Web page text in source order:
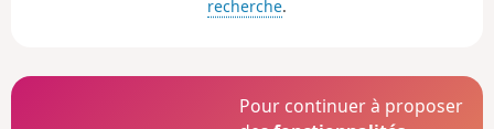
recherche.
Pour continuer à proposer